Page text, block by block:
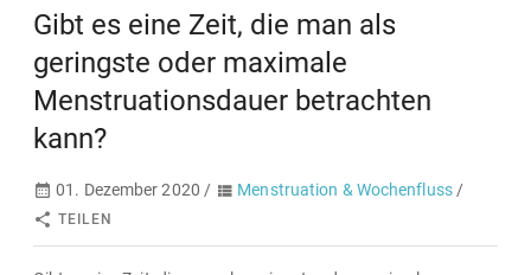
Gibt es eine Zeit, die man als
geringste oder maximale
Menstruationsdauer betrachten
kann?
01. Dezember 2020 / Menstruation & Wochenfluss /
TEILEN